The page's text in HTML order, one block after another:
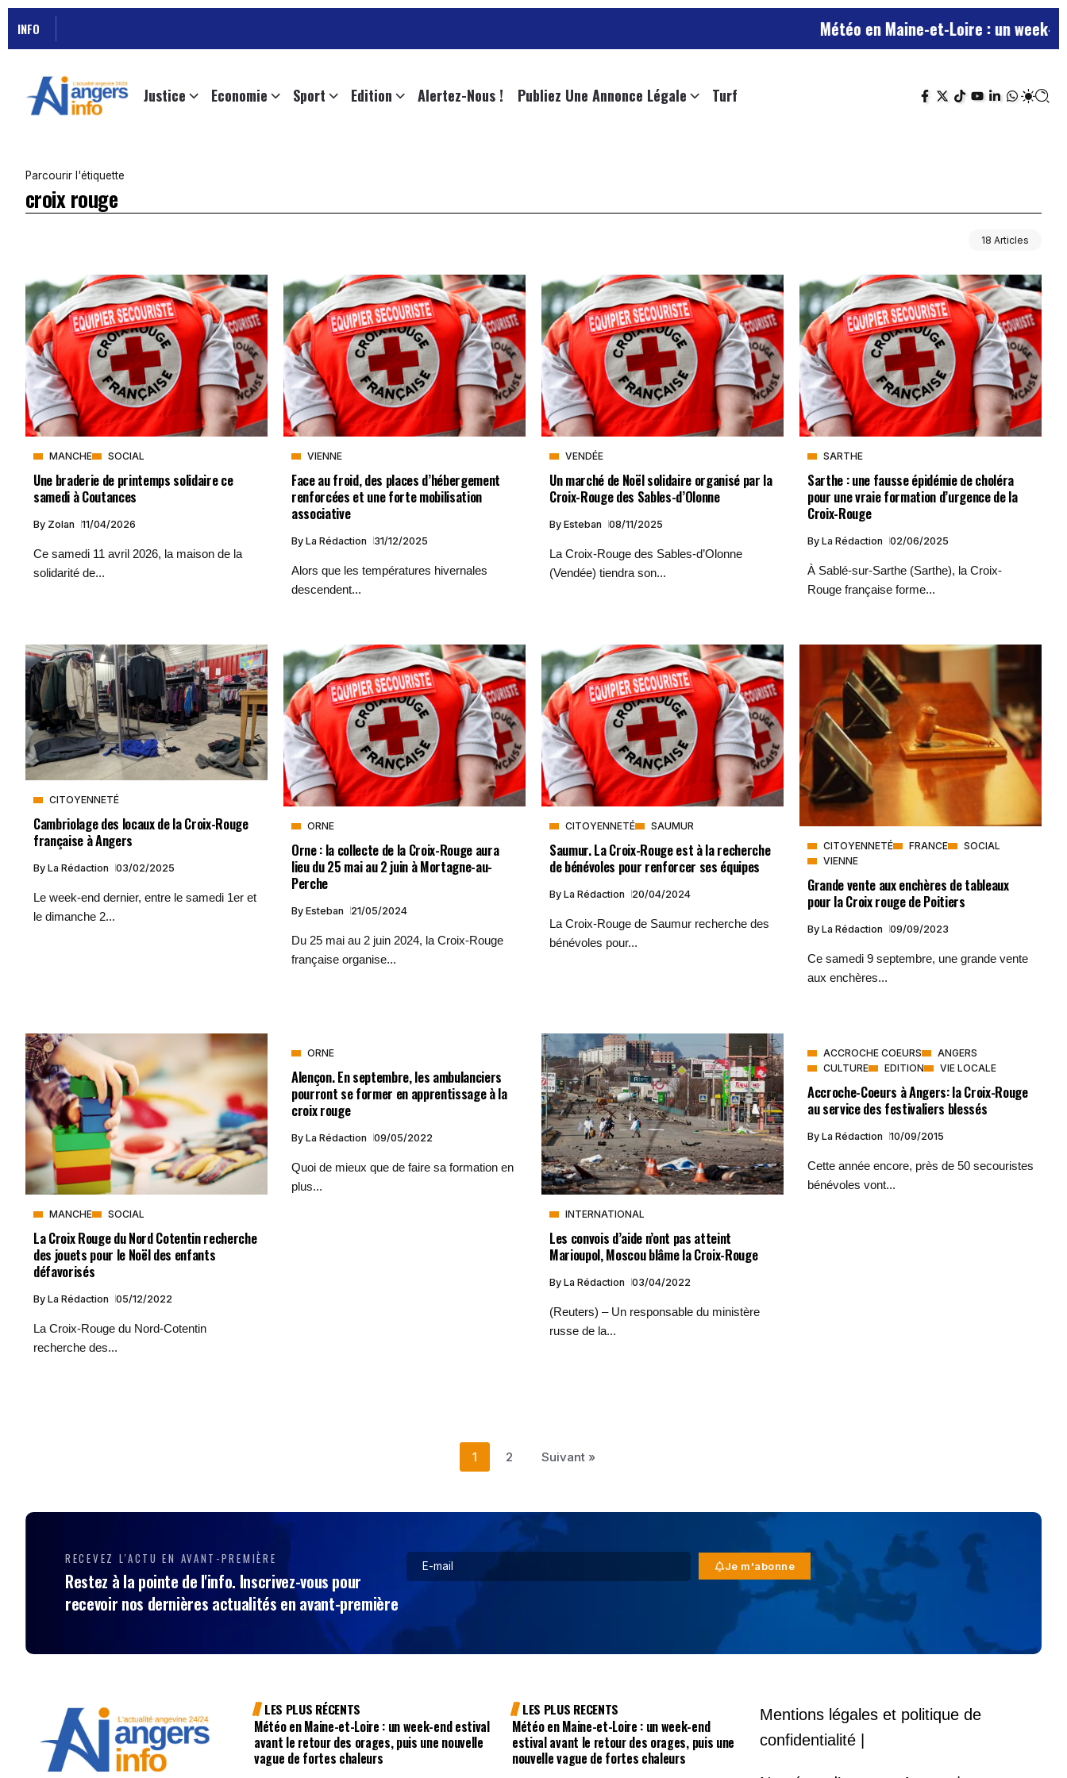
INFO Météo en Maine-et-Loire : un week-
Justice Economie Sport Edition Alertez-Nous ! Publiez Une Annonce Légale Turf
Parcourir l'étiquette
croix rouge
18 Articles
MANCHE SOCIAL
Une braderie de printemps solidaire ce
samedi à Coutances
By Zolan 11/04/2026
Ce samedi 11 avril 2026, la maison de la
solidarité de...
VIENNE
Face au froid, des places d’hébergement
renforcées et une forte mobilisation
associative
By La Rédaction 31/12/2025
Alors que les températures hivernales
descendent...
VENDÉE
Un marché de Noël solidaire organisé par la
Croix-Rouge des Sables-d’Olonne
By Esteban 08/11/2025
La Croix-Rouge des Sables-d’Olonne
(Vendée) tiendra son...
SARTHE
Sarthe : une fausse épidémie de choléra
pour une vraie formation d’urgence de la
Croix-Rouge
By La Rédaction 02/06/2025
À Sablé-sur-Sarthe (Sarthe), la Croix-
Rouge française forme...
CITOYENNETÉ
Cambriolage des locaux de la Croix-Rouge
française à Angers
By La Rédaction 03/02/2025
Le week-end dernier, entre le samedi 1er et
le dimanche 2...
ORNE
Orne : la collecte de la Croix-Rouge aura
lieu du 25 mai au 2 juin à Mortagne-au-
Perche
By Esteban 21/05/2024
Du 25 mai au 2 juin 2024, la Croix-Rouge
française organise...
CITOYENNETÉ SAUMUR
Saumur. La Croix-Rouge est à la recherche
de bénévoles pour renforcer ses équipes
By La Rédaction 20/04/2024
La Croix-Rouge de Saumur recherche des
bénévoles pour...
CITOYENNETÉ FRANCE
SOCIAL
VIENNE
Grande vente aux enchères de tableaux
pour la Croix rouge de Poitiers
By La Rédaction 09/09/2023
Ce samedi 9 septembre, une grande vente
aux enchères...
MANCHE SOCIAL
La Croix Rouge du Nord Cotentin recherche
des jouets pour le Noël des enfants
défavorisés
By La Rédaction 05/12/2022
La Croix-Rouge du Nord-Cotentin
recherche des...
ORNE
Alençon. En septembre, les ambulanciers
pourront se former en apprentissage à la
croix rouge
By La Rédaction 09/05/2022
Quoi de mieux que de faire sa formation en
plus...
INTERNATIONAL
Les convois d’aide n’ont pas atteint
Marioupol, Moscou blâme la Croix-Rouge
By La Rédaction 03/04/2022
(Reuters) – Un responsable du ministère
russe de la...
ACCROCHE COEURS
ANGERS
CULTURE
EDITION VIE LOCALE
Accroche-Coeurs à Angers: la Croix-Rouge
au service des festivaliers blessés
By La Rédaction 10/09/2015
Cette année encore, près de 50 secouristes
bénévoles vont...
1 2 Suivant »
RECEVEZ L'ACTU EN AVANT-PREMIÈRE
Restez à la pointe de l'info. Inscrivez-vous pour
recevoir nos dernières actualités en avant-première
Je m'abonne
LES PLUS RÉCENTS
Météo en Maine-et-Loire : un week-end estival
avant le retour des orages, puis une nouvelle
vague de fortes chaleurs
LES PLUS RECENTS
Météo en Maine-et-Loire : un week-end
estival avant le retour des orages, puis une
nouvelle vague de fortes chaleurs
Mentions légales et politique de
confidentialité |